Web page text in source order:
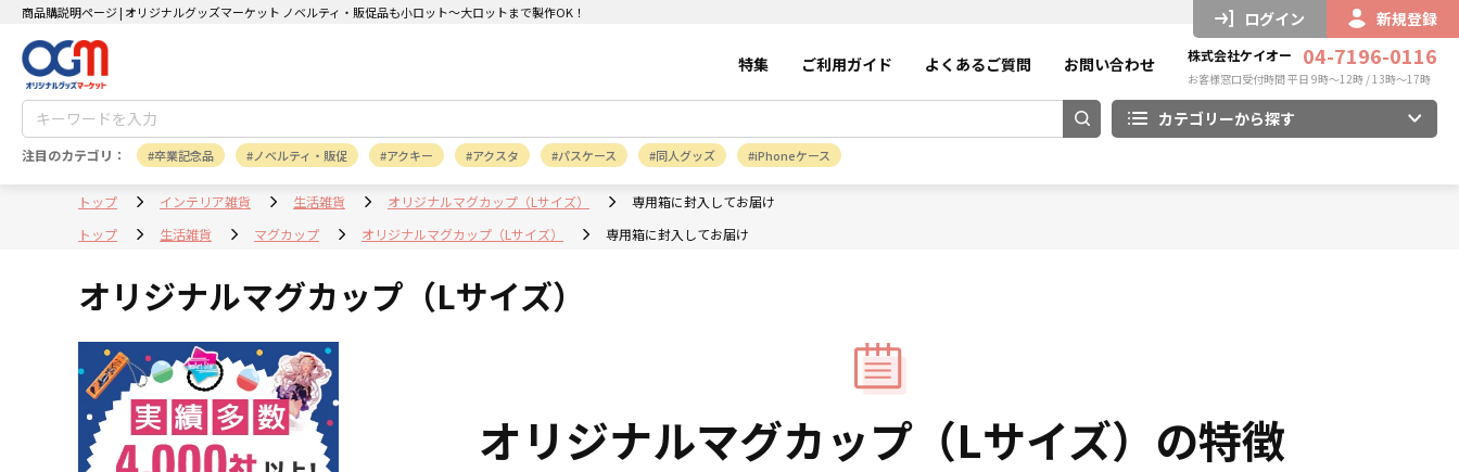
商品購説明ページ | オリジナルグッズマーケット ノベルティ・販促品も小ロット～大ロットまで製作OK！ ログイン 新規登録
特集 ご利用ガイド よくあるご質問 お問い合わせ 株式会社ケイオー 04-7196-0116
お客様窓口受付時間 平日 9時～12時 / 13時～17時
カテゴリーから探す
注目のカテゴリ： 卒業記念品 ノベルティ・販促 アクキー アクスタ パスケース 同人グッズ iPhoneケース
トップ インテリア雑貨 生活雑貨 オリジナルマグカップ（Lサイズ）
専用箱に封入してお届け
トップ
生活雑貨 マグカップ オリジナルマグカップ（Lサイズ） 専用箱に封入してお届け
オリジナルマグカップ（Lサイズ）
オリジナルマグカップ（Lサイズ）の特徴